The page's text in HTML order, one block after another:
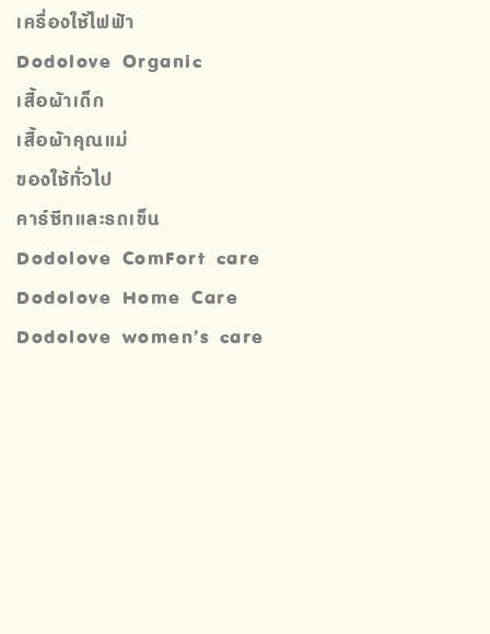
เครื่องใช้ไฟฟ้า
Dodolove Organic
เสื้อผ้าเด็ก
เสื้อผ้าคุณแม่
ของใช้ทั่วไป
คาร์ซีทและรถเข็น
Dodolove ComFort care
Dodolove Home Care
Dodolove women’s care